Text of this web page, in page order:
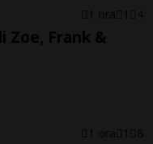
1 ora 1 4
Zoe, Frank &
1 ora 1 8